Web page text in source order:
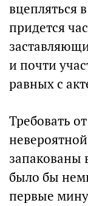
вцепляться
придется
и почти
равных с
Требовать
запакованы
было бы
первые